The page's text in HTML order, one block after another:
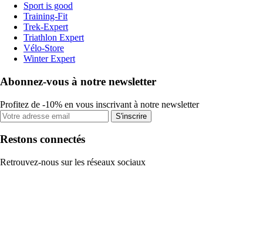
Sport is good
Training-Fit
Trek-Expert
Triathlon Expert
Vélo-Store
Winter Expert
Abonnez-vous à notre newsletter
Profitez de -10% en vous inscrivant à notre newsletter
S'inscrire
Restons connectés
Retrouvez-nous sur les réseaux sociaux